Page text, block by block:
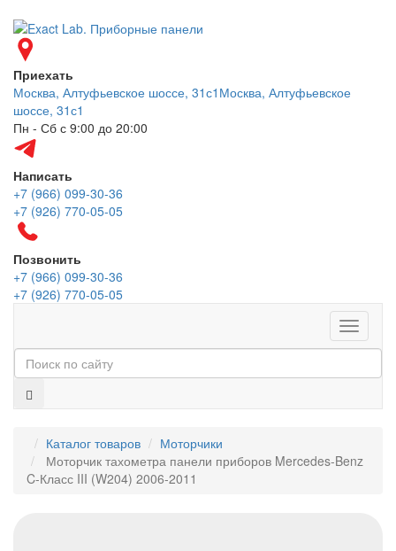
Приехать
Москва, Алтуфьевское шоссе, 31с1 Москва, Алтуфьевское
шоссе, 31с1
Пн - Сб с 9:00 до 20:00
Написать
+7 (966) 099-30-36
+7 (926) 770-05-05
Позвонить
+7 (966) 099-30-36
+7 (926) 770-05-05
Меню
Каталог товаров
Моторчики
Моторчик тахометра панели приборов Mercedes-Benz
C-Класс III (W204) 2006-2011